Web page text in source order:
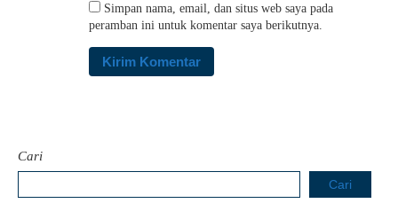
Simpan nama, email, dan situs web saya pada
peramban ini untuk komentar saya berikutnya.
Cari
Cari